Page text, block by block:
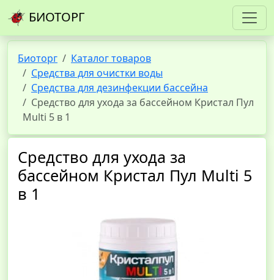
БИОТОРГ
Биоторг
Каталог товаров
Средства для очистки воды
Средства для дезинфекции бассейна
Средство для ухода за бассейном Кристал Пул
Multi 5 в 1
Средство для ухода за
бассейном Кристал Пул Multi 5
в 1